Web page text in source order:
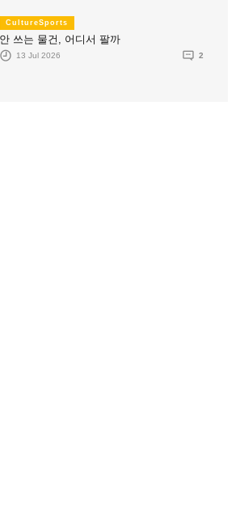
CultureSports
안 쓰는 물건, 어디서 팔까
13 Jul 2026 2